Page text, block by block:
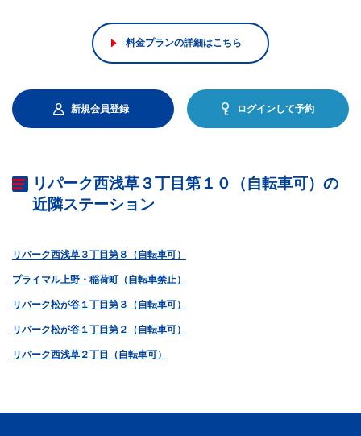
料金プランの詳細はこちら
新規会員登録 ログインして予約
リパーク西浅草３丁目第１０（自転車可）の
近隣ステーション
リパーク西浅草３丁目第８（自転車可）
プライマル上野・稲荷町（自転車禁止）
リパーク松が谷１丁目第３（自転車可）
リパーク松が谷１丁目第２（自転車可）
リパーク西浅草２丁目（自転車可）